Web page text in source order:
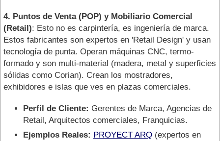
4. Puntos de Venta (POP) y Mobiliario Comercial
(Retail): Esto no es carpintería, es ingeniería de marca.
Estos fabricantes son expertos en 'Retail Design' y usan
tecnología de punta. Operan máquinas CNC, termo-
formado y son multi-material (madera, metal y superficies
sólidas como Corian). Crean los mostradores,
exhibidores e islas que ves en plazas comerciales.
Perfil de Cliente: Gerentes de Marca, Agencias de
Retail, Arquitectos comerciales, Franquicias.
Ejemplos Reales: PROYECT ARQ (expertos en